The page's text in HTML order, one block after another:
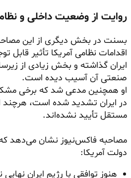
روایت از وضعیت داخلی و
بسنت در بخش دیگری از این
اقدامات نظامی آمریکا تأثیر قابل
ایران گذاشته و بخش زیادی از
صنعتی آن آسیب دیده است.
او همچنین مدعی شد که برخی
در ایران تشدید شده است، هرچند
مستقل تأیید نشده‌اند.
مصاحبه فاکس‌نیوز نشان می‌دهد
دولت آمریکا:
هنوز توافقی با رژیم ایران